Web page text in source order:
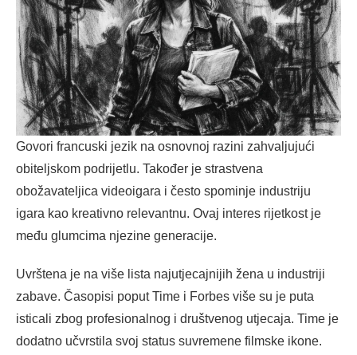
Govori francuski jezik na osnovnoj razini zahvaljujući
obiteljskom podrijetlu. Također je strastvena
obožavateljica videoigara i često spominje industriju
igara kao kreativno relevantnu. Ovaj interes rijetkost je
među glumcima njezine generacije.
Uvrštena je na više lista najutjecajnijih žena u industriji
zabave. Časopisi poput Time i Forbes više su je puta
isticali zbog profesionalnog i društvenog utjecaja. Time je
dodatno učvrstila svoj status suvremene filmske ikone.